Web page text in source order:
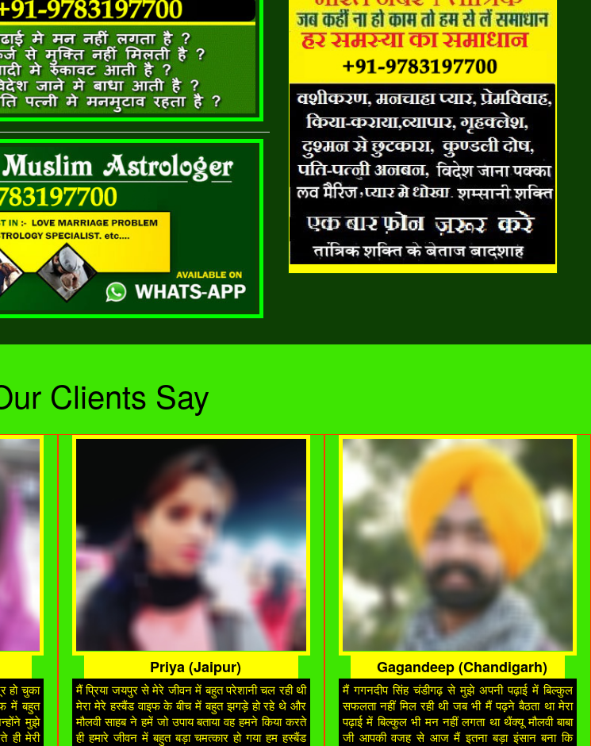
Clients Say
हो चुका
में बहुत
मुझे
ही मेरी
Priya (Jaipur)
मैं प्रिया जयपुर से मेरे जीवन में बहुत परेशानी चल रही थी
मेरा मेरे हस्बैंड वाइफ के बीच में बहुत झगड़े हो रहे थे और
मौलवी साहब ने हमें जो उपाय बताया वह हमने किया करते
ही हमारे जीवन में बहुत बड़ा चमत्कार हो गया हम हस्बैंड
Gagandeep (Chandigarh)
मैं गगनदीप सिंह चंडीगढ़ से मुझे अपनी पढ़ाई में बिल्कुल
सफलता नहीं मिल रही थी जब भी मैं पढ़ने बैठता था मेरा
पढ़ाई में बिल्कुल भी मन नहीं लगता था थैंक्यू मौलवी बाबा
जी आपकी वजह से आज मैं इतना बड़ा इंसान बना कि